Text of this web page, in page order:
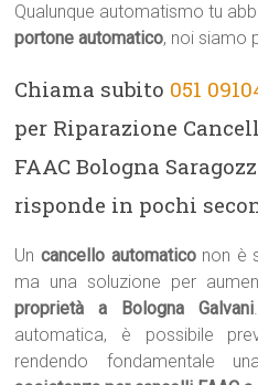
Qualunque automatismo tu
portone automatico, noi siamo
Chiama subito 051
per Riparazione
FAAC Bologna
risponde in pochi
Uncancello automaticonon è
ma una soluzione per
proprietà a Bologna Galvani
automatica, è possibile
rendendo fondamentale